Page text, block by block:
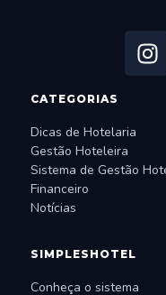
CATEGORIAS
Dicas de Hotelaria
Gestão Hoteleira
Sistema de Gestão
Financeiro
Notícias
SIMPLESHOTEL
Conheça o sistema